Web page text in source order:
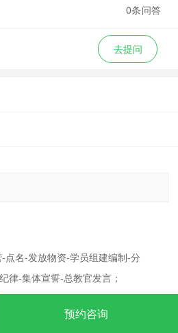
0条问答
去提问
点名-发放物资-学员组建编制-分
律-集体宣誓-总教官发言；
任命各级训导人员并授旗仪式
员发言；
预约咨询